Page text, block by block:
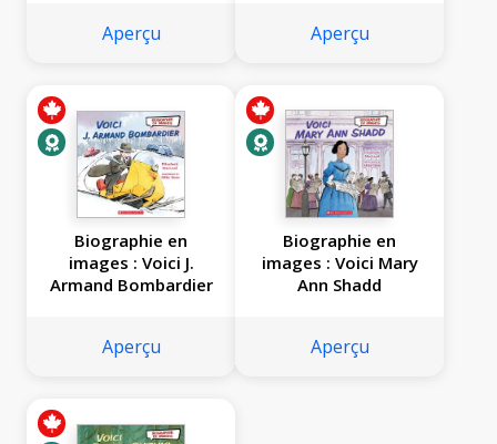
Aperçu Aperçu
Biographie en
images : Voici J.
Armand Bombardier
Aperçu
Biographie en
images : Voici Mary
Ann Shadd
Aperçu